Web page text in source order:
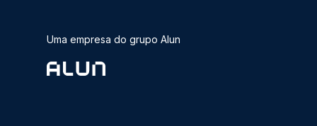
Uma empresa do grupo Alun